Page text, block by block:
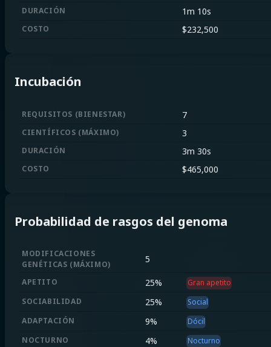
DURACIÓN 1m 10s
COSTO $232,500
Incubación
REQUISITOS (BIENESTAR) 7
CIENTÍFICOS (MÁXIMO) 3
DURACIÓN 3m 30s
COSTO $465,000
Probabilidad de rasgos del genoma
MODIFICACIONES
GENÉTICAS (MÁXIMO) 5
APETITO 25%
Gran apetito
SOCIABILIDAD
25%
Social
ADAPTACIÓN
9%
Dócil
NOCTURNO
4% Nocturno